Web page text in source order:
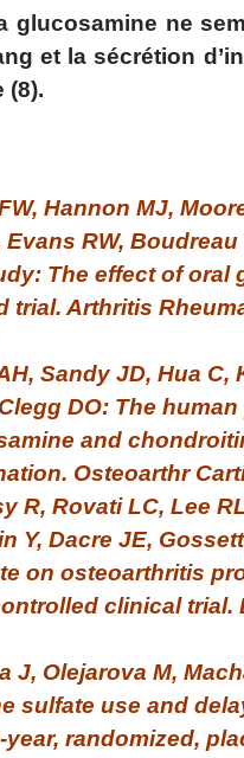
glucosamine ne
et la sécrétion
(8).
Hannon MJ,
Evans RW,
The effect of
trial. Arthritis
Sandy JD, Hua C,
DO: The
and
Osteoarthr
R, Rovati LC, Lee
Y, Dacre JE,
on osteoarthritis
clinical trial.
J, Olejarova M,
sulfate use and
randomized,